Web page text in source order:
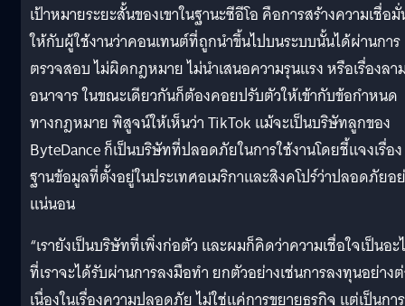
เป้าหมายระยะสั้นของเขาในฐานะซีอีโอ คือการสร้างความเชื่อ
ให้กับผู้ใช้งานว่าคอนเทนต์ที่ถูกนำขึ้นไปบนระบบนั้นได้ผ่านการ
ตรวจสอบ ไม่ผิดกฎหมาย ไม่นำเสนอความรุนแรง หรือเรื่องลา
อนาจาร ในขณะเดียวกันก็ต้องคอยปรับตัวให้เข้ากับข้อกำหนด
ทางกฎหมาย พิสูจน์ให้เห็นว่า TikTok แม้จะเป็นบริษัทลูกของ
ByteDance ก็เป็นบริษัทที่ปลอดภัยในการใช้งานโดยชี้แจงเรื่อง
ฐานข้อมูลที่ตั้งอยู่ในประเทศอเมริกาและสิงคโปร์ว่าปลอดภัยอ
แน่นอน
“เรายังเป็นบริษัทที่เพิ่งก่อตัว และผมก็คิดว่าความเชื่อใจเป็นอะ
ที่เราจะได้รับผ่านการลงมือทำ ยกตัวอย่างเช่นการลงทุนอย่าง
เนื่องในเรื่องความปลอดภัย ไม่ใช่แค่การขยายธุรกิจ แต่เป็นการ